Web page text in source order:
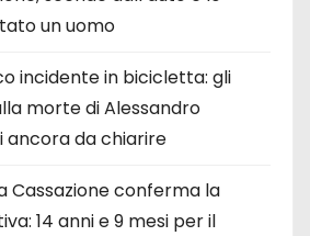
un uomo
incidente in bicicletta: gli
morte di Alessandro
ancora da chiarire
Cassazione conferma la
14 anni e 9 mesi per il